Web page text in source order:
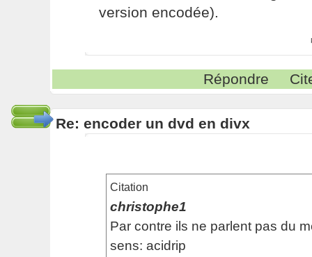
version encodée).
Répondre
Re: encoder un dvd en divx
Citation
christophe1
Par contre ils ne parlent pas du
sens: acidrip